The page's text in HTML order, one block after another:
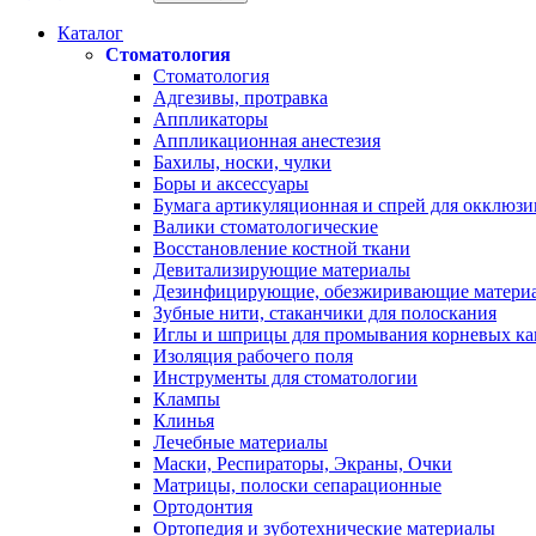
Каталог
Стоматология
Стоматология
Адгезивы, протравка
Аппликаторы
Аппликационная анестезия
Бахилы, носки, чулки
Боры и аксессуары
Бумага артикуляционная и спрей для
Валики стоматологические
Восстановление костной ткани
Девитализирующие материалы
Дезинфицирующие, обезжиривающие
Зубные нити, стаканчики для полоскания
Иглы и шприцы для промывания корневых
Изоляция рабочего поля
Инструменты для стоматологии
Клампы
Клинья
Лечебные материалы
Маски, Респираторы, Экраны, Очки
Матрицы, полоски сепарационные
Ортодонтия
Ортопедия и зуботехнические материалы